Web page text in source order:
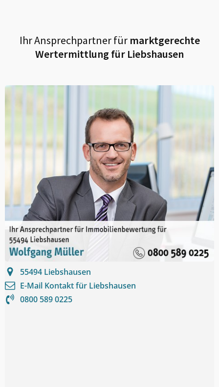
Ihr Ansprechpartner fürmarktgerechte
Wertermittlung für Liebshausen
55494 Liebshausen
E-Mail Kontakt für Liebshausen
0800 589 0225